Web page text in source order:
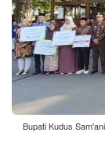
Bupati Kudus